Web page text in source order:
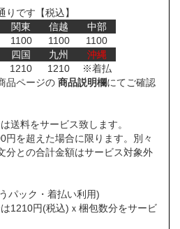
です【税込】
関東 信越
中部
1100 1100
1100
四国 九州
沖縄
1210 1210
※着払
品ページの 商品説明欄にてご確認
送料をサービス致します。
を超えた場合に限ります。別々
分との合計金額はサービス対象外
パック・着払い利用)
1210円(税込)ｘ梱包数分をサービ